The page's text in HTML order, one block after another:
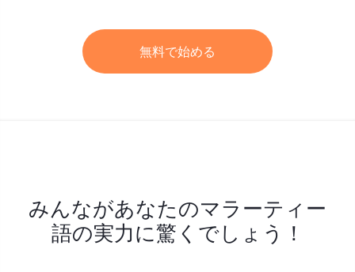
無料で始める
みんながあなたのマラーティー
語の実力に驚くでしょう！